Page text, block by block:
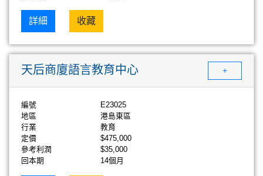
詳細 收藏
天后商廈語言教育中心 +
編號
E23025
地區
港島東區
行業
教育
定價
$475,000
參考利潤
$35,000
回本期
14個月